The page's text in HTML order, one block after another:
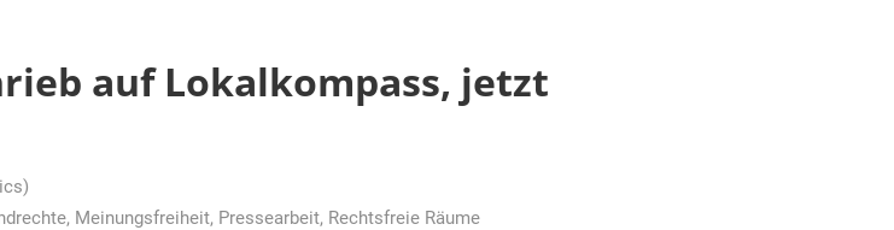
auf Lokalkompass, jetzt
, Meinungsfreiheit, Pressearbeit, Rechtsfreie Räume